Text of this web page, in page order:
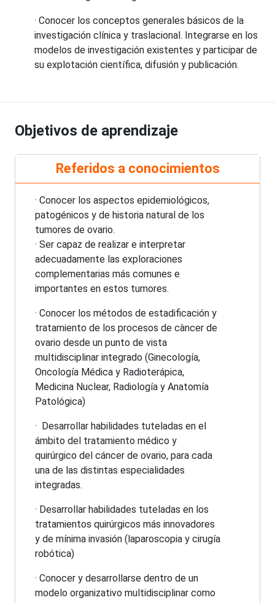
· Conocer los conceptos generales básicos de la
investigación clínica y traslacional. Integrarse en los
modelos de investigación existentes y participar de
su explotación científica, difusión y publicación.
Objetivos de aprendizaje
Referidos a conocimientos
· Conocer los aspectos epidemiológicos,
patogénicos y de historia natural de los
tumores de ovario.
· Ser capaz de realizar e interpretar
adecuadamente las exploraciones
complementarias más comunes e
importantes en estos tumores.
· Conocer los métodos de estadificación y
tratamiento de los procesos de càncer de
ovario desde un punto de vista
multidisciplinar integrado (Ginecología,
Oncología Médica y Radioterápica,
Medicina Nuclear, Radiología y Anatomía
Patológica)
· Desarrollar habilidades tuteladas en el
ámbito del tratamiento médico y
quirúrgico del cáncer de ovario, para cada
una de las distintas especialidades
integradas.
· Desarrollar habilidades tuteladas en los
tratamientos quirúrgicos más innovadores
y de mínima invasión (laparoscopia y cirugía
robótica)
· Conocer y desarrollarse dentro de un
modelo organizativo multidisciplinar como